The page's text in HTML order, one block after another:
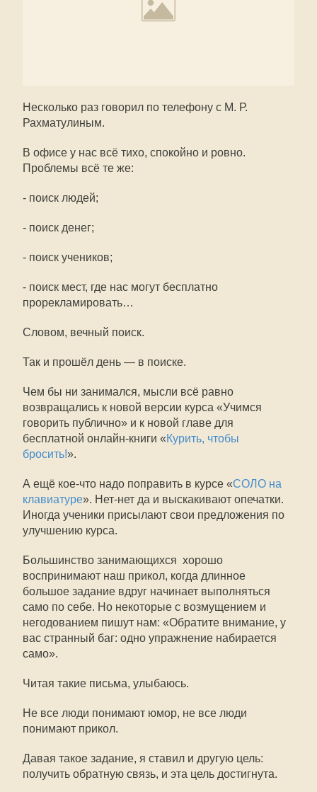
Несколько раз говорил по телефону с М. Р.
Рахматулиным.
В офисе у нас всё тихо, спокойно и ровно.
Проблемы всё те же:
- поиск людей;
- поиск денег;
- поиск учеников;
- поиск мест, где нас могут бесплатно
прорекламировать…
Словом, вечный поиск.
Так и прошёл день — в поиске.
Чем бы ни занимался, мысли всё равно
возвращались к новой версии курса «Учимся
говорить публично» и к новой главе для
бесплатной онлайн-книги «Курить, чтобы
бросить!».
А ещё кое-что надо поправить в курсе «СОЛО на
клавиатуре». Нет-нет да и выскакивают опечатки.
Иногда ученики присылают свои предложения по
улучшению курса.
Большинство занимающихся хорошо
воспринимают наш прикол, когда длинное
большое задание вдруг начинает выполняться
само по себе. Но некоторые с возмущением и
негодованием пишут нам: «Обратите внимание, у
вас странный баг: одно упражнение набирается
само».
Читая такие письма, улыбаюсь.
Не все люди понимают юмор, не все люди
понимают прикол.
Давая такое задание, я ставил и другую цель:
получить обратную связь, и эта цель достигнута.